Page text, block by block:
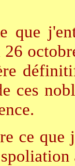
que
ces
ce que